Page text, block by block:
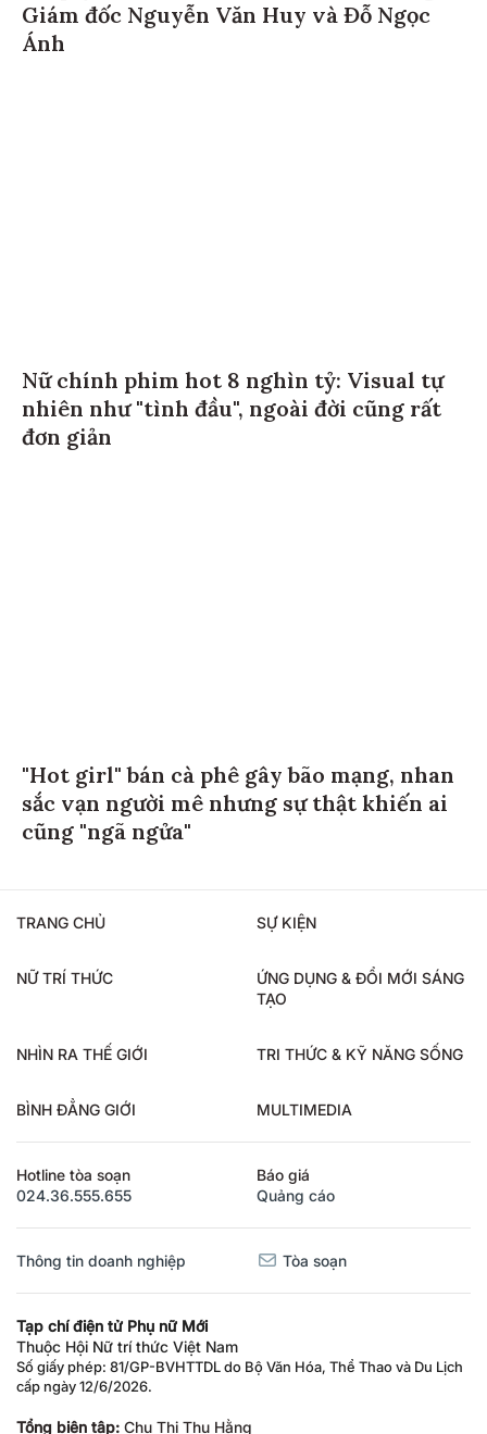
Giám đốc Nguyễn Văn Huy và Đỗ Ngọc
Ánh
Nữ chính phim hot 8 nghìn tỷ: Visual tự
nhiên như "tình đầu", ngoài đời cũng rất
đơn giản
"Hot girl" bán cà phê gây bão mạng, nhan
sắc vạn người mê nhưng sự thật khiến ai
cũng "ngã ngửa"
TRANG CHỦ SỰ KIỆN
NỮ TRÍ THỨC
ỨNG DỤNG & ĐỔI MỚI SÁNG
TẠO
NHÌN RA THẾ GIỚI TRI THỨC & KỸ NĂNG SỐNG
BÌNH ĐẲNG GIỚI MULTIMEDIA
Hotline tòa soạn
024.36.555.655
Báo giá
Quảng cáo
Thông tin doanh nghiệp Tòa soạn
Tạp chí điện tử Phụ nữ Mới
Thuộc Hội Nữ trí thức Việt Nam
Số giấy phép: 81/GP-BVHTTDL do Bộ Văn Hóa, Thể Thao và Du Lịch
cấp ngày 12/6/2026.
Tổng biên tập: Chu Thị Thu Hằng